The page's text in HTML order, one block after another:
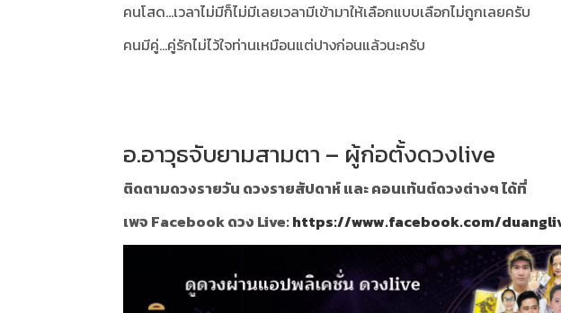
คนโสด...เวลาไม่มีก็ไม่มีเลยเวลามีเข้ามาให้เลือกแบบเลือกไม่ถูกเลยครับ
คนมีคู่...คู่รักไม่ไว้ใจท่านเหมือนแต่ปางก่อนแล้วนะครับ
อ.อาวุธจับยามสามตา – ผู้ก่อตั้งดวงlive
ติดตามดวงรายวัน ดวงรายสัปดาห์ และ คอนเท้นต์ดวงต่างๆ ได้ที่
เพจ Facebook ดวง Live:https://www.facebook.com/